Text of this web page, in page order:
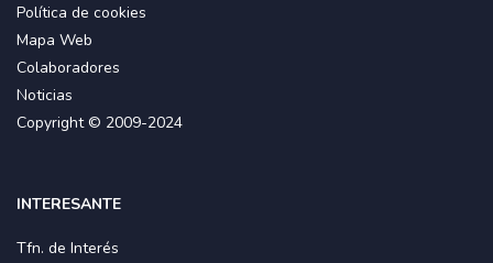
Política de cookies
Mapa Web
Colaboradores
Noticias
Copyright © 2009-2024
INTERESANTE
Tfn. de Interés